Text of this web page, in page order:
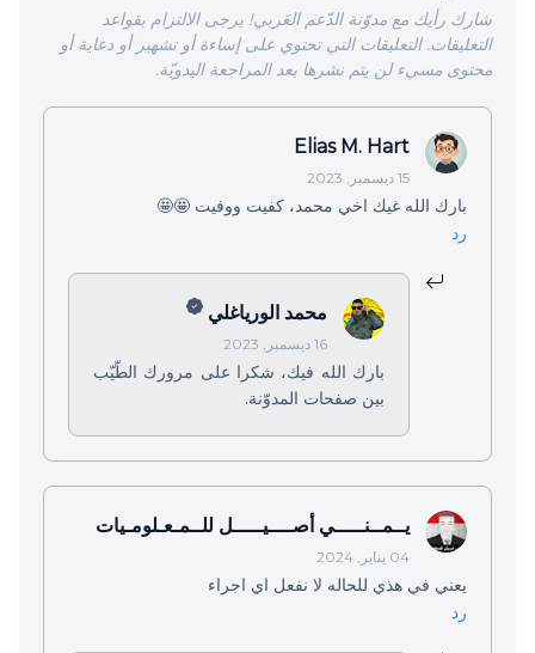
شارك رأيك مع مدوّنة الدّعم العَربي! يرجى الالتزام بقواعد
التعليقات. التعليقات التي تحتوي على إساءة أو تشهير أو دعاية أو
محتوى مسيء لن يتم نشرها بعد المراجعة اليدويّة.
Elias M. Hart
15 ديسمبر, 2023
بارك الله غيك اخي محمد، كفيت ووفيت 🤩🤩
رد
محمد الورياغلي
16 ديسمبر, 2023
بارك الله فيك، شكرا على مرورك الطّيّب
بين صفحات المدوّنة.
يــمــنـــــي أصــــيـــــل للــمـعـلومـيات
04 يناير, 2024
يعني في هذي للحاله لا نفعل اي اجراء
رد